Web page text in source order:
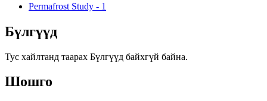
Permafrost Study - 1
Бүлгүүд
Тус хайлтанд таарах Бүлгүүд байхгүй байна.
Шошго